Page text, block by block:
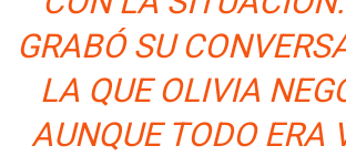
GRABÓ SU
LA QUE OLIVIA
AUNQUE TODO ERA